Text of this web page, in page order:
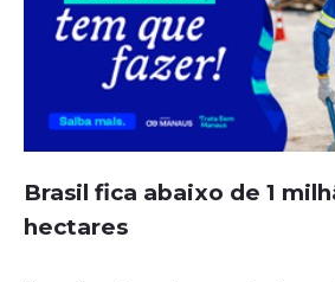
Brasil fica abaixo de 1
hectares